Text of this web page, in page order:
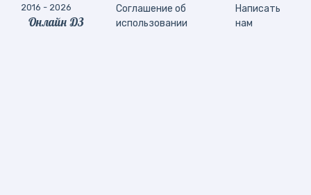
2016 - 2026
Онлайн ДЗ
Соглашение об
использовании
Написать
нам